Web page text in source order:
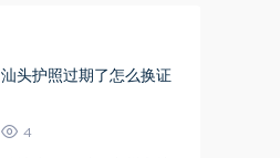
汕头护照过期了怎么换证
4